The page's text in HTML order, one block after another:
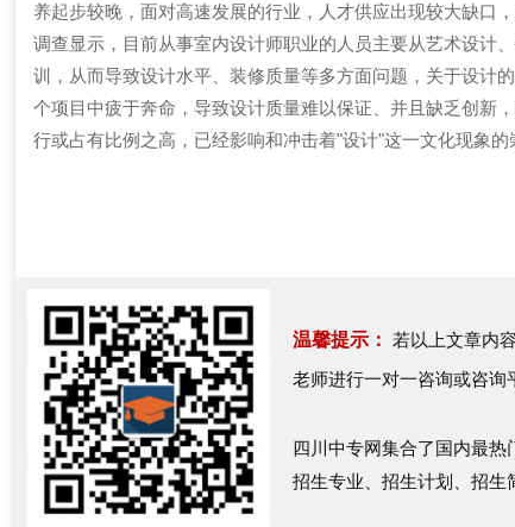
养起步较晚，面对高速发展的行业，人才供应出现较大缺口
调查显示，目前从事室内设计师职业的人员主要从艺术设计
训，从而导致设计水平、装修质量等多方面问题，关于设计
个项目中疲于奔命，导致设计质量难以保证、并且缺乏创新
行或占有比例之高，已经影响和冲击着"设计"这一文化现象
温馨提示：
若以上文章内
老师进行一对一咨询或咨询
四川中专网集合了国内最热
招生专业、招生计划、招生